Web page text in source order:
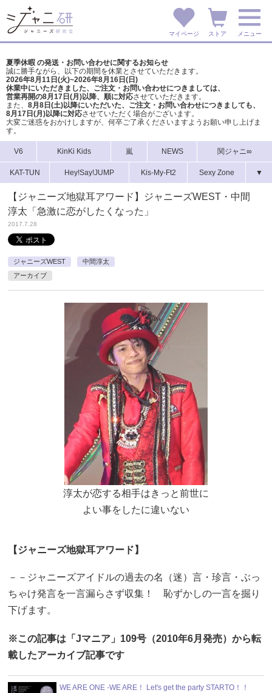
マイページ ストア メニュー
夏季休暇 の発送・お問い合わせに関するお知らせ
誠に勝手ながら、以下の期間を休業とさせていただきます。
2026年8月11日(火)~2026年8月16日(日)
休業中にいただきました、ご注文・お問い合わせにつきましては、
営業再開の8月17日(月)以降、順に対応させていただきます。
また、 8月8日(土)以降にいただいた、ご注文・ お問い合わせにつきましても、
8月17日(月)以降に対応させていただく場合がございます。
大変ご迷惑をおかけしますが、 何卒ご了承くださいますようお願い申し上げま
す。
V6 KinKi Kids 嵐 NEWS 関ジャニ∞
KAT-TUN Hey!Say!JUMP Kis-My-Ft2 Sexy Zone ▼
【ジャニーズ地獄耳アワード】ジャニーズWEST・中間
淳太「急激に恋がしたくなった」
2017.7.28
ジャニーズWEST
中間淳太
アーカイブ
淳太が恋する相手はきっと前世に
よい事をしたに違いない
【ジャニーズ地獄耳アワード】
－－ジャニーズアイドルの過去の名（迷）言・珍言・ぶっ
ちゃけ発言を一言漏らさず収集！ 恥ずかしの一言を掘り
下げます。
※この記事は「Jマニア」109号（2010年6月発売）から転
載したアーカイブ記事です
WE ARE ONE -WE ARE！ Let's get the party STARTO！！